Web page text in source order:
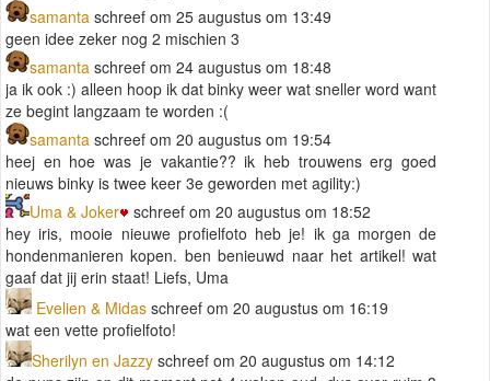
samanta schreef om 25 augustus om 13:49
geen idee zeker nog 2 mischien 3
samanta schreef om 24 augustus om 18:48
ja ik ook :) alleen hoop ik dat binky weer wat sneller word want
ze begint langzaam te worden :(
samanta schreef om 20 augustus om 19:54
heej en hoe was je vakantie?? ik heb trouwens erg goed
nieuws binky is twee keer 3e geworden met agility:)
Uma & Joker
schreef om 20 augustus om 18:52
hey iris, mooie nieuwe profielfoto heb je! ik ga morgen de
hondenmanieren kopen. ben benieuwd naar het artikel! wat
gaaf dat jij erin staat! Liefs, Uma
Evelien & Midas schreef om 20 augustus om 16:19
wat een vette profielfoto!
Sherilyn en Jazzy schreef om 20 augustus om 14:12